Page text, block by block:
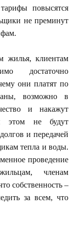
повысятся
не преминут
жилья, клиентам
достаточно
они платят по
возможно в
и накажут
этом не будут
и передачей
тепла и воды.
проведение
членам
собственность –
за всем, что